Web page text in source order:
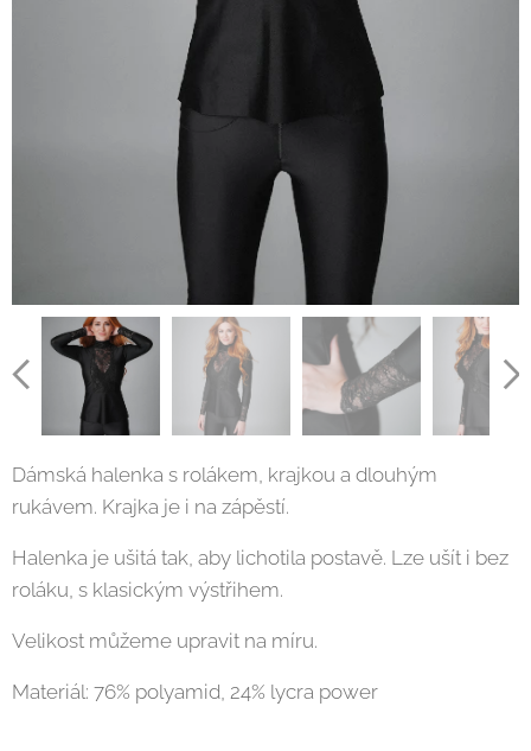
Dámská halenka s rolákem, krajkou a dlouhým
rukávem. Krajka je i na zápěstí.
Halenka je ušitá tak, aby lichotila postavě. Lze ušít i bez
roláku, s klasickým výstřihem.
Velikost můžeme upravit na míru.
Materiál: 76% polyamid, 24% lycra power